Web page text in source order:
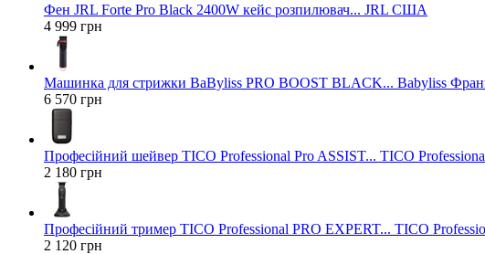
Фен JRL Forte Pro Black 2400W кейс розпилювач... JRL США
4 999 грн
Машинка для стрижки BaByliss PRO BOOST BLACK... Babyliss
6 570 грн
Професійний шейвер TICO Professional Pro ASSIST... TICO
2 180 грн
Професійний тример TICO Professional PRO EXPERT... TICO
2 120 грн